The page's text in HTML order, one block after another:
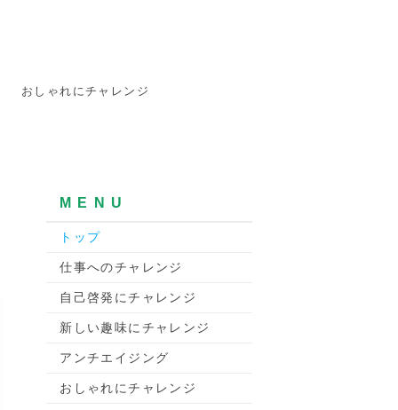
おしゃれにチャレンジ
M E N U
トップ
仕事へのチャレンジ
自己啓発にチャレンジ
新しい趣味にチャレンジ
アンチエイジング
おしゃれにチャレンジ